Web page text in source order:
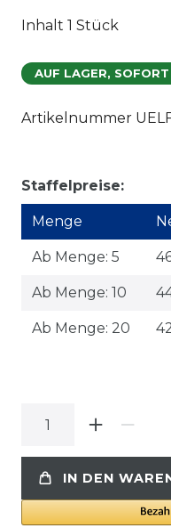
Inhalt 1 Stück
AUF LAGER,
Artikelnummer
Staffelpreise:
Menge
Ab Menge: 5
Ab Menge: 10
Ab Menge: 20
IN DEN